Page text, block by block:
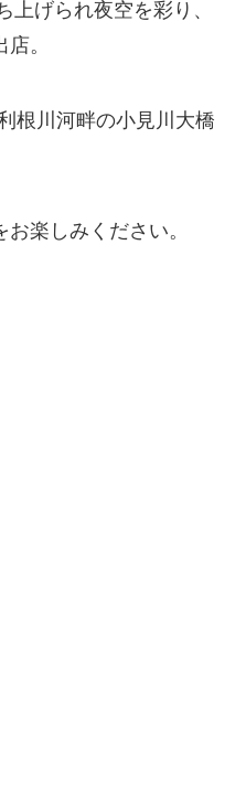
上げられ夜空を彩り、
。
根川河畔の小見川大橋
楽しみください。